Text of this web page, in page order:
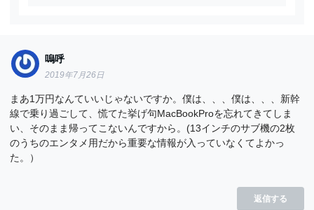
嗚呼
2019年7月26日
まあ1万円なんていいじゃないですか。僕は、、、僕は、、、新幹
線で乗り過ごして、慌てた挙げ句MacBookProを忘れてきてしま
い、そのまま帰ってこないんですから。(13インチのサブ機の2枚
のうちのエンタメ用だから重要な情報が入っていなくてよかっ
た。）
返信する